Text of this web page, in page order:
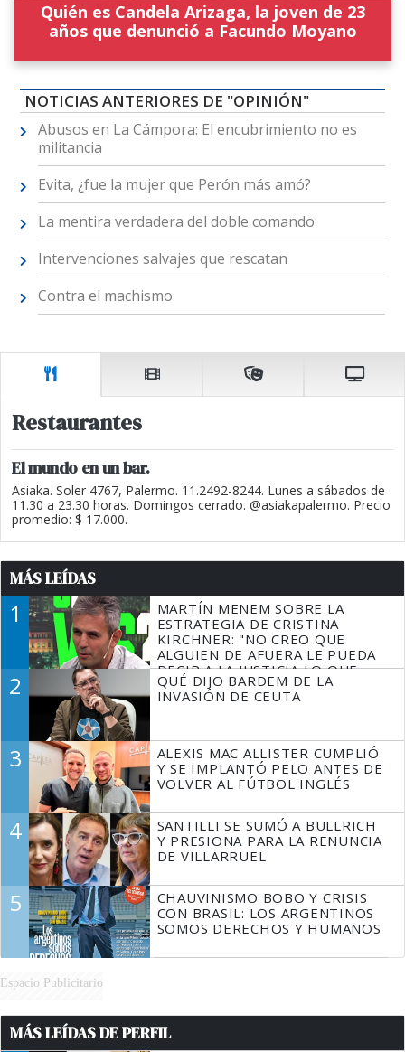
Quién es Candela Arizaga, la joven de 23
años que denunció a Facundo Moyano
NOTICIAS ANTERIORES DE "OPINIÓN"
Abusos en La Cámpora: El encubrimiento no es
militancia
Evita, ¿fue la mujer que Perón más amó?
La mentira verdadera del doble comando
Intervenciones salvajes que rescatan
Contra el machismo
Restaurantes
El mundo en un bar.
Asiaka. Soler 4767, Palermo. 11.2492-8244. Lunes a sábados de
11.30 a 23.30 horas. Domingos cerrado. @asiakapalermo. Precio
promedio: $ 17.000.
MÁS LEÍDAS
1
MARTÍN MENEM SOBRE LA
ESTRATEGIA DE CRISTINA
KIRCHNER: "NO CREO QUE
ALGUIEN DE AFUERA LE PUEDA
DECIR A LA JUSTICIA LO QUE
TIENE QUE HACER"
2
QUÉ DIJO BARDEM DE LA
INVASIÓN DE CEUTA
3
ALEXIS MAC ALLISTER CUMPLIÓ
Y SE IMPLANTÓ PELO ANTES DE
VOLVER AL FÚTBOL INGLÉS
4
SANTILLI SE SUMÓ A BULLRICH
Y PRESIONA PARA LA RENUNCIA
DE VILLARRUEL
5
CHAUVINISMO BOBO Y CRISIS
CON BRASIL: LOS ARGENTINOS
SOMOS DERECHOS Y HUMANOS
Espacio Publicitario
MÁS LEÍDAS DE PERFIL